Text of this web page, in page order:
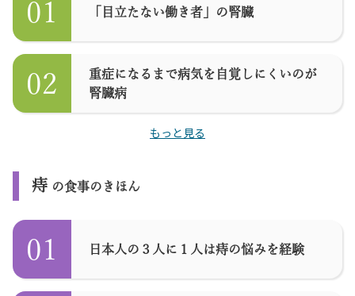
01 「目立たない働き者」の腎臓
02
重症になるまで病気を自覚しにくいのが
腎臓病
もっと見る
痔 の食事のきほん
01 日本人の３人に１人は痔の悩みを経験